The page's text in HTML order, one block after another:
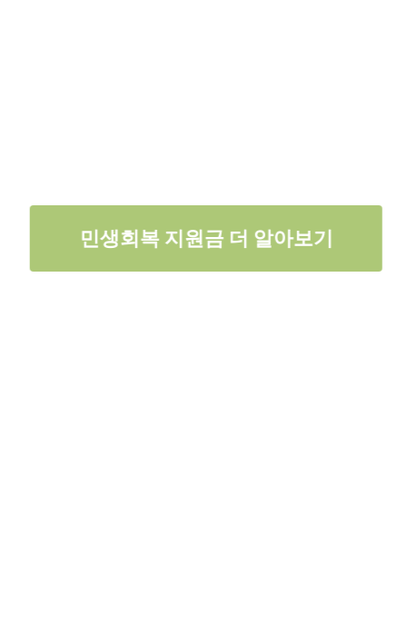
민생회복 지원금 더 알아보기